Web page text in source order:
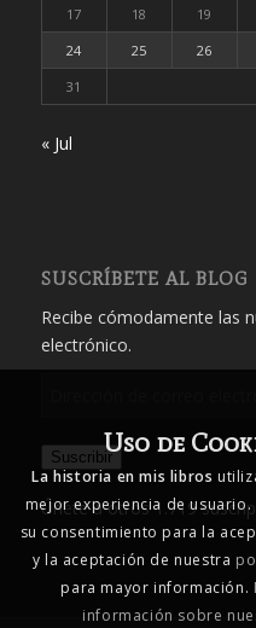
17
18 19
24
25 26
31
« Jul
SUSCRÍBETE AL BLOG
Recibe cómodamente las
electrónico.
electrónico
Suscribir
Únete a otros 1.719
Uso de
La historia en mis libros
mejor experiencia de
su consentimiento para la
y la aceptación de nuestra
para mayor información.
información sobre